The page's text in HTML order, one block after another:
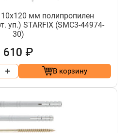
мм полипропилен
уп.) STARFIX (SMC3-44974-
30)
610 ₽
В корзину